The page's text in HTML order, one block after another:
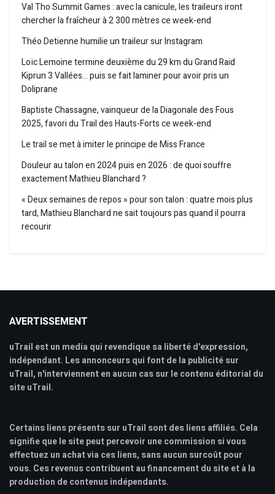
Val Tho Summit Games : avec la canicule, les traileurs iront
chercher la fraîcheur à 2 300 mètres ce week-end
Théo Detienne humilie un traileur sur Instagram
Loïc Lemoine termine deuxième du 29 km du Grand Raid
Kiprun 3 Vallées… puis se fait laminer pour avoir pris un
Doliprane
Baptiste Chassagne, vainqueur de la Diagonale des Fous
2025, favori du Trail des Hauts-Forts ce week-end
Le trail se met à imiter le principe de Miss France
Douleur au talon en 2024 puis en 2026 : de quoi souffre
exactement Mathieu Blanchard ?
« Deux semaines de repos » pour son talon : quatre mois plus
tard, Mathieu Blanchard ne sait toujours pas quand il pourra
recourir
AVERTISSEMENT
uTrail est un media qui revendique sa liberté d'expression,
indépendant. Les annonceurs qui font de la publicité sur
uTrail, n'interviennent en aucun cas sur le contenu éditorial du
site uTrail.
Certains liens présents sur uTrail sont des liens affiliés. Cela
signifie que le site peut percevoir une commission si vous
effectuez un achat via ces liens, sans aucun surcoût pour
vous. Ces revenus contribuent au financement du site et à la
production de contenus indépendants.